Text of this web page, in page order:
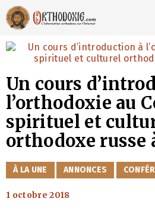
Aller
au
contenu
Un cours
l’orthodoxie au
spirituel et
orthodoxe russe
CATÉGORIES
À LA UNE ANNONCES
1 octobre 2018